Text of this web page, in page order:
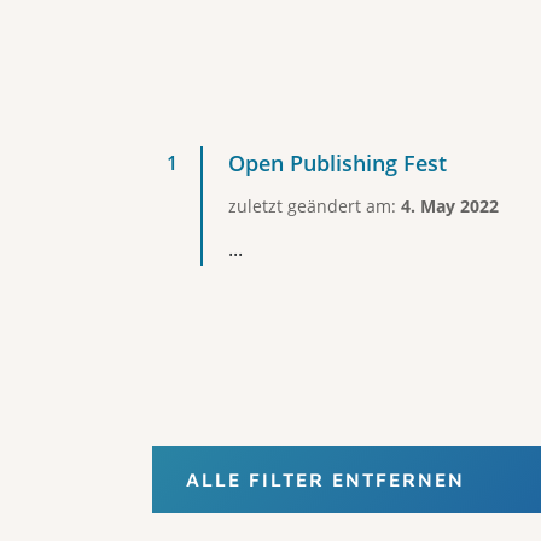
Open Publishing Fest
zuletzt geändert am: 4. May 2022
...
ALLE FILTER ENTFERNEN